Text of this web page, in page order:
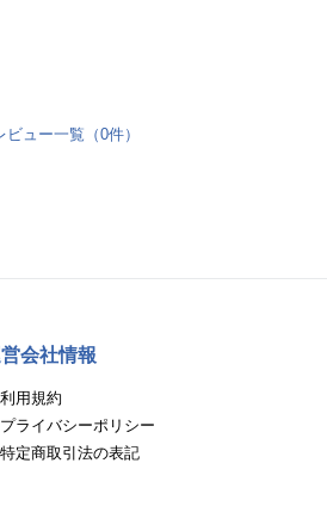
ビュー一覧（0件）
会社情報
利用規約
プライバシーポリシー
特定商取引法の表記